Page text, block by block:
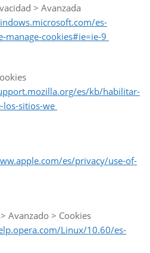
> Avanzada
es-
cookies#ie=ie-9
es/kb/habilitar-
los-sitios-we
es/privacy/use-of-
Avanzado > Cookies
Linux/10.60/es-